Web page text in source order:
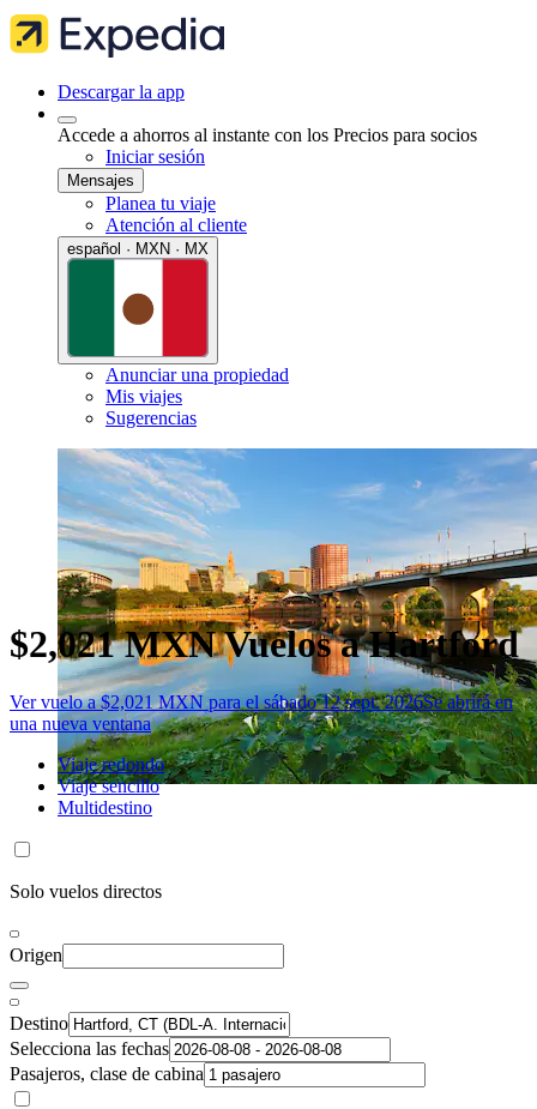
Descargar la app
Accede a ahorros al instante con los Precios para socios
Iniciar sesión
Mensajes
Planea tu viaje
Atención al cliente
español · MXN · MX
Anunciar una propiedad
Mis viajes
Sugerencias
$2,021 MXN Vuelos a Hartford
Ver vuelo a $2,021 MXN para el sábado 12 sept. 2026Se abrirá en
una nueva ventana
Viaje redondo
Viaje sencillo
Multidestino
Solo vuelos directos
Origen
Destino
Selecciona las fechas
Pasajeros, clase de cabina